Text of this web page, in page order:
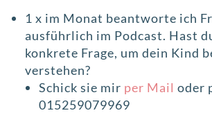
1 x im Monat beantworte ich
ausführlich im Podcast. Hast
konkrete Frage, um dein Kind
verstehen?
Schick sie mir per Mail oder
015259079969